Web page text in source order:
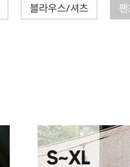
블라우스/셔츠